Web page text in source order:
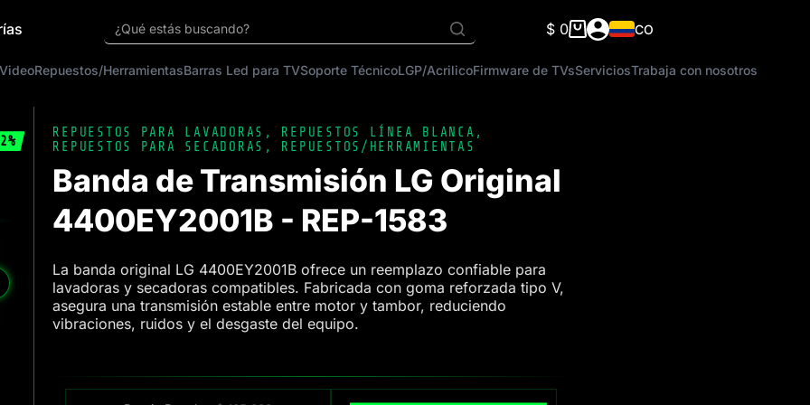
¿Qué estás buscando?
Carro
compra
$ 0 CO
Repuestos/HerramientasBarras Led para TVSoporte TécnicoLGP/AcrilicoFirmware de TVsServiciosTrabaja con nosotros
REPUESTOS PARA LAVADORAS , REPUESTOS LÍNEA BLANCA ,
REPUESTOS PARA SECADORAS , REPUESTOS/HERRAMIENTAS
Banda de Transmisión LG Original
4400EY2001B - REP-1583
La banda original LG 4400EY2001B ofrece un reemplazo confiable para
lavadoras y secadoras compatibles. Fabricada con goma reforzada tipo V,
asegura una transmisión estable entre motor y tambor, reduciendo
vibraciones, ruidos y el desgaste del equipo.